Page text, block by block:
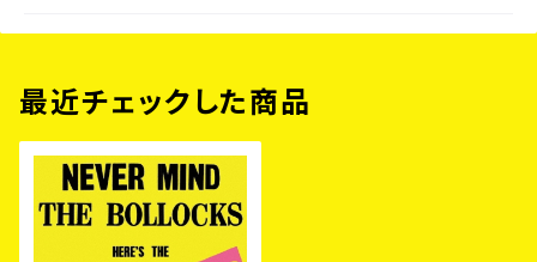
最近チェックした商品